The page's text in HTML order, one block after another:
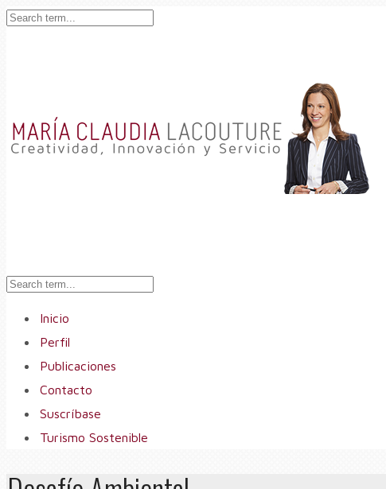
Inicio
Perfil
Publicaciones
Contacto
Suscríbase
Turismo Sostenible